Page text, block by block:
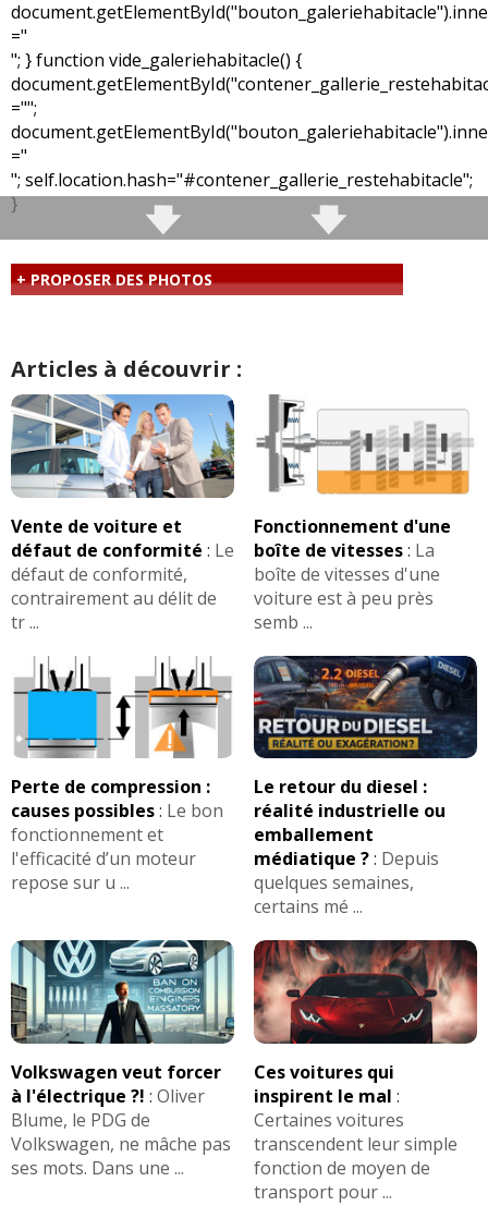
="
"; } function vide_galeriehabitacle() {
="";
="
"; self.location.hash="#contener_gallerie_restehabitacle";
}
+ PROPOSER DES PHOTOS
Articles à découvrir :
Vente de voiture et
défaut de conformité : Le
défaut de conformité,
contrairement au délit de
tr ...
Fonctionnement d'une
boîte de vitesses: La
boîte de vitesses d'une
voiture est à peu près
semb ...
Perte de compression :
causes possibles: Le bon
fonctionnement et
l'efficacité d’un moteur
repose sur u ...
Le retour du diesel :
réalité industrielle ou
emballement
médiatique ?: Depuis
quelques semaines,
certains mé ...
Volkswagen veut forcer
à l'électrique ?! : Oliver
Blume, le PDG de
Volkswagen, ne mâche pas
ses mots. Dans une ...
Ces voitures qui
inspirent le mal :
Certaines voitures
transcendent leur simple
fonction de moyen de
transport pour ...